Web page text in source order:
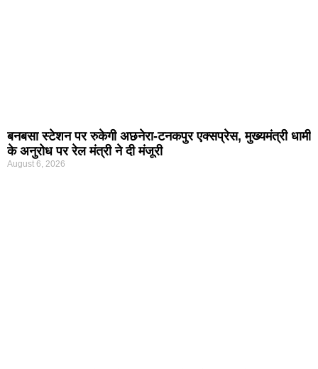
बनबसा स्टेशन पर रुकेगी अछनेरा-टनकपुर एक्सप्रेस, मुख्यमंत्री धामी
के अनुरोध पर रेल मंत्री ने दी मंजूरी
August 6, 2026